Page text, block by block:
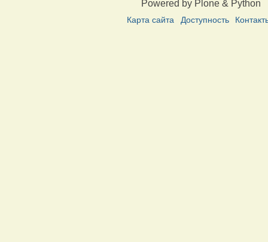
Powered by Plone & Python
Карта сайта Доступность